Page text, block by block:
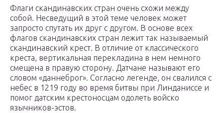
Флаги скандинавских стран очень схожи между
собой. Несведущий в этой теме человек может
запросто спутать их друг с другом. В основе всех
флагов скандинавских стран лежит так называемый
скандинавский крест. В отличие от классического
креста, вертикальная перекладина в нем немного
смещена в правую сторону. Датчане называют его
словом «даннеброг». Согласно легенде, он свалился с
небес в 1219 году во время битвы при Линданиссе и
помог датским крестоносцам одолеть войско
язычников-эстов.